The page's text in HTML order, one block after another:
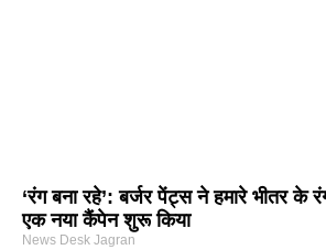
‘रंग बना रहे’: बर्जर पेंट्स ने हमारे भीतर के
एक नया कैंपेन शुरू किया
News Desk Jagran